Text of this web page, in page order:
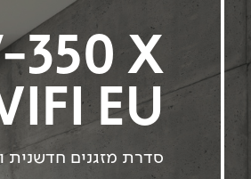
350 X
EU
סדרת מזגנים חדשנית